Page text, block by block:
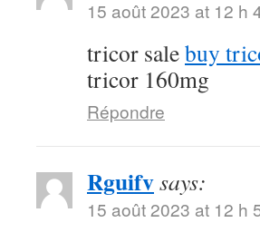
15 août 2023 at 12 h
tricor salebuy
tricor 160mg
Répondre
Rguifvsays:
15 août 2023 at 12 h